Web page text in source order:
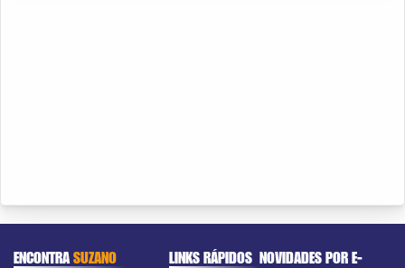
ENCONTRASUZANO LINKS RÁPIDOS NOVIDADES POR E-